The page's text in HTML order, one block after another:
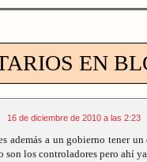
EN
16 de diciembre de 2010 a las 2:23
además a un gobierno tener
son los controladores pero ahí